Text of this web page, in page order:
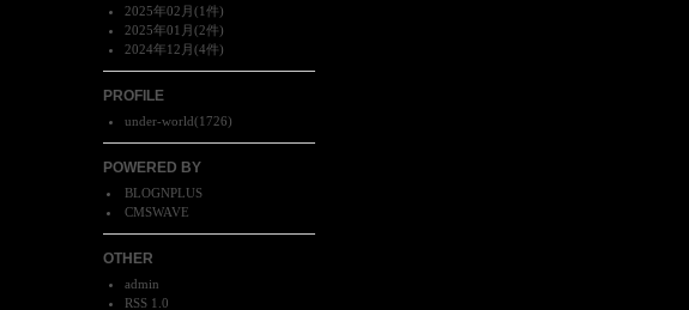
2025年02月(1件)
2025年01月(2件)
2024年12月(4件)
PROFILE
under-world(1726)
POWERED BY
BLOGNPLUS
CMSWAVE
OTHER
admin
RSS 1.0